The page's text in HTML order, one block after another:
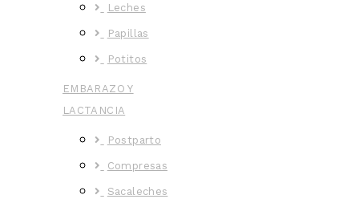
Leches
Papillas
Potitos
EMBARAZO Y
LACTANCIA
Postparto
Compresas
Sacaleches